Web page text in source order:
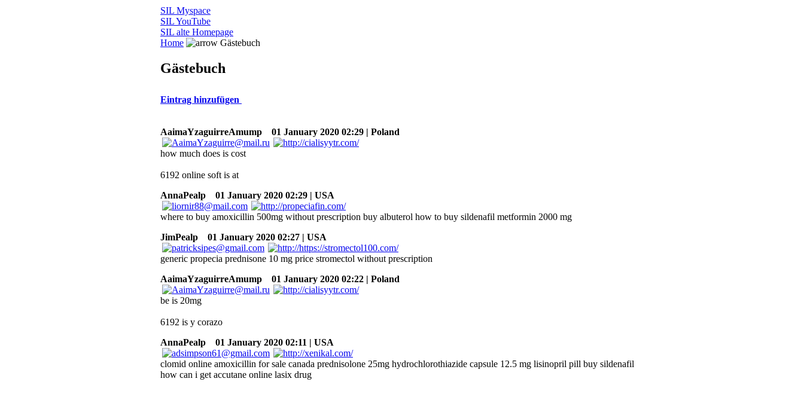
SIL Myspace
SIL YouTube
SIL alte Homepage
Home
Gästebuch
Gästebuch
Eintrag hinzufügen
AaimaYzaguirreAmump 01 January 2020 02:29 | Poland
how much does is cost
6192 online soft is at
AnnaPealp
01 January 2020 02:29 | USA
where to buy amoxicillin 500mg without prescription buy albuterol how to buy sildenafil metformin 2000 mg
JimPealp
01 January 2020 02:27 | USA
generic propecia prednisone 10 mg price stromectol without prescription
AaimaYzaguirreAmump
01 January 2020 02:22 | Poland
be is 20mg
6192 is y corazo
AnnaPealp
01 January 2020 02:11 | USA
clomid online amoxicillin for sale canada prednisolone 25mg hydrochlorothiazide capsule 12.5 mg lisinopril pill buy sildenafil
how can i get accutane online lasix drug